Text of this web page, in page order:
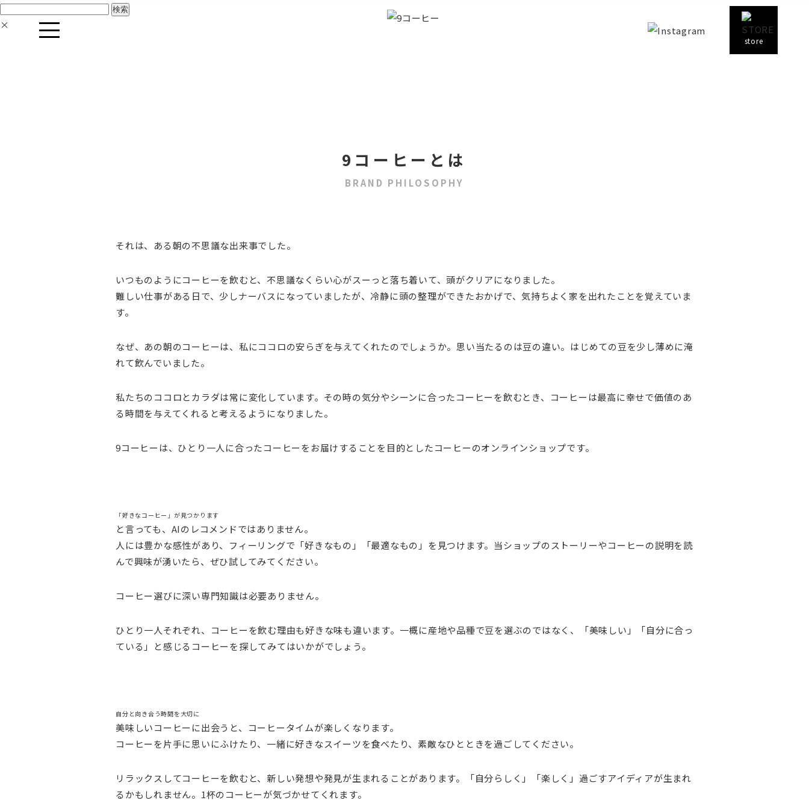
検
索:
×
store
9コーヒーとは
BRAND PHILOSOPHY
それは、ある朝の不思議な出来事でした。
いつものようにコーヒーを飲むと、不思議なくらい心がスーっと落ち着いて、頭がクリアになりました。
難しい仕事がある日で、少しナーバスになっていましたが、冷静に頭の整理ができたおかげで、気持ちよく家を出れたことを覚えていま
す。
なぜ、あの朝のコーヒーは、私にココロの安らぎを与えてくれたのでしょうか。思い当たるのは豆の違い。はじめての豆を少し薄めに淹
れて飲んでいました。
私たちのココロとカラダは常に変化しています。その時の気分やシーンに合ったコーヒーを飲むとき、コーヒーは最高に幸せで価値のあ
る時間を与えてくれると考えるようになりました。
9コーヒーは、ひとり一人に合ったコーヒーをお届けすることを目的としたコーヒーのオンラインショップです。
「好きなコーヒー」が見つかります
と言っても、AIのレコメンドではありません。
人には豊かな感性があり、フィーリングで「好きなもの」「最適なもの」を見つけます。当ショップのストーリーやコーヒーの説明を読
んで興味が湧いたら、ぜひ試してみてください。
コーヒー選びに深い専門知識は必要ありません。
ひとり一人それぞれ、コーヒーを飲む理由も好きな味も違います。一概に産地や品種で豆を選ぶのではなく、「美味しい」「自分に合っ
ている」と感じるコーヒーを探してみてはいかがでしょう。
自分と向き合う時間を大切に
美味しいコーヒーに出会うと、コーヒータイムが楽しくなります。
コーヒーを片手に思いにふけたり、一緒に好きなスイーツを食べたり、素敵なひとときを過ごしてください。
リラックスしてコーヒーを飲むと、新しい発想や発見が生まれることがあります。「自分らしく」「楽しく」過ごすアイディアが生まれ
るかもしれません。1杯のコーヒーが気づかせてくれます。